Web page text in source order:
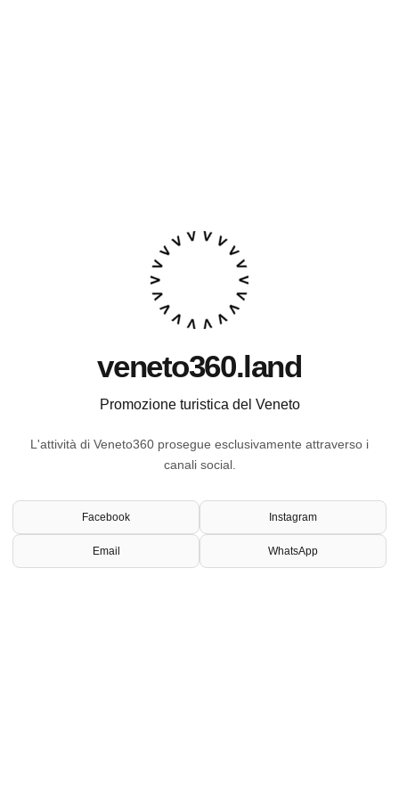
veneto360.land
Promozione turistica del Veneto
L'attività di Veneto360 prosegue esclusivamente attraverso i
canali social.
Facebook Instagram
Email WhatsApp